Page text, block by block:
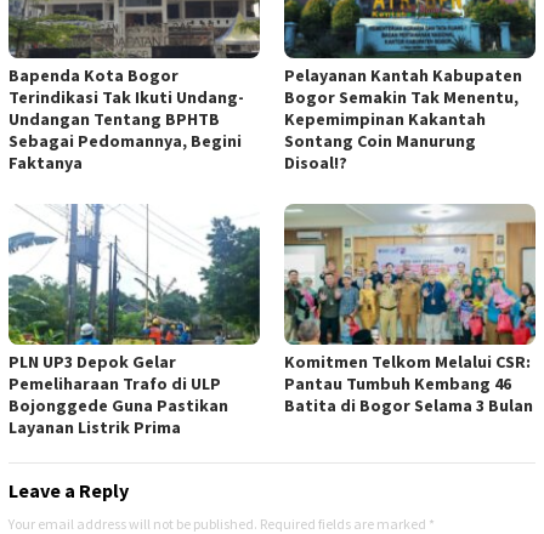
Bapenda Kota Bogor
Terindikasi Tak Ikuti Undang-
Undangan Tentang BPHTB
Sebagai Pedomannya, Begini
Faktanya
Pelayanan Kantah Kabupaten
Bogor Semakin Tak Menentu,
Kepemimpinan Kakantah
Sontang Coin Manurung
Disoal!?
PLN UP3 Depok Gelar
Pemeliharaan Trafo di ULP
Bojonggede Guna Pastikan
Layanan Listrik Prima
Komitmen Telkom Melalui CSR:
Pantau Tumbuh Kembang 46
Batita di Bogor Selama 3 Bulan
Leave a Reply
Your email address will not be published. Required fields are marked *